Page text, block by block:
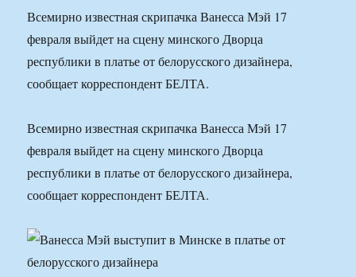
Всемирно известная скрипачка Ванесса Мэй 17
февраля выйдет на сцену минского Дворца
республики в платье от белорусского дизайнера,
сообщает корреспондент БЕЛТА.
Всемирно известная скрипачка Ванесса Мэй 17
февраля выйдет на сцену минского Дворца
республики в платье от белорусского дизайнера,
сообщает корреспондент БЕЛТА.